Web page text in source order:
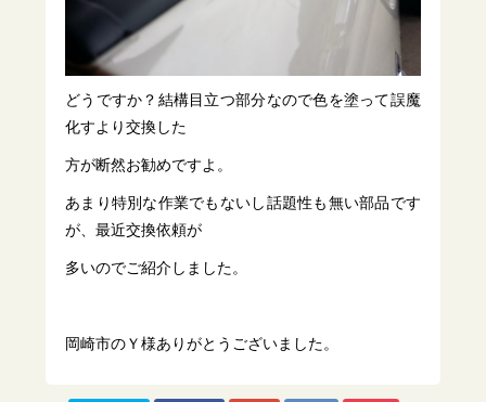
どうですか？結構目立つ部分なので色を塗って誤魔
化すより交換した
方が断然お勧めですよ。
あまり特別な作業でもないし話題性も無い部品です
が、最近交換依頼が
多いのでご紹介しました。
岡崎市のＹ様ありがとうございました。